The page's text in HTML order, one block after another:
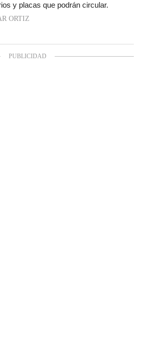
y placas que podrán circular.
ORTIZ